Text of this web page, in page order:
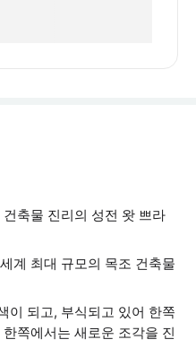
축물 진리의 성전 왓 쁘라
계 최대 규모의 목조 건축물
이 되고, 부식되고 있어 한쪽
쪽에서는 새로운 조각을 진